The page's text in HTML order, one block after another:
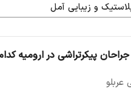
و زیبایی آمل
پیکرتراشی در ارومیه